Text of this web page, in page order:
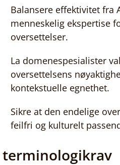
Balansere effektivitet fra
menneskelig ekspertise
oversettelser.
La domenespesialister
oversettelsens
kontekstuelle egnethet.
Sikre at den endelige
feilfri og kulturelt